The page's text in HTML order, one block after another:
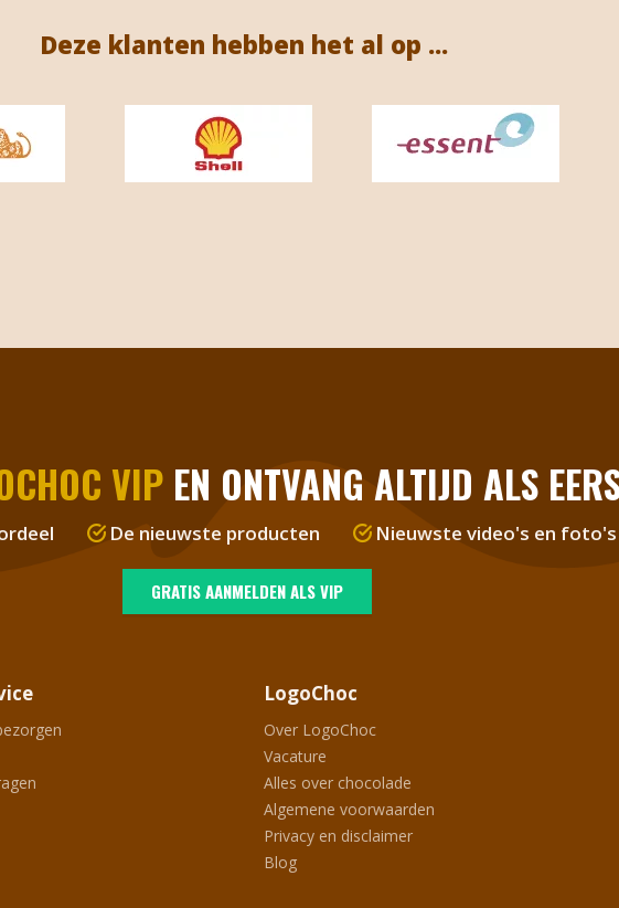
Deze klanten hebben het al op ...
VIPEN ONTVANG ALTIJD ALS
De nieuwste producten Nieuwste video's en foto's
GRATIS AANMELDEN ALS VIP
LogoChoc
Over LogoChoc
Vacature
Alles over chocolade
Algemene voorwaarden
Privacy en disclaimer
Blog